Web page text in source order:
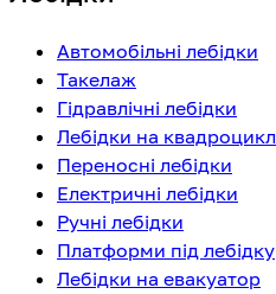
Автомобільні лебідки
Такелаж
Гідравлічні лебідки
Лебідки на квадроцикл
Переносні лебідки
Електричні лебідки
Ручні лебідки
Платформи під лебідку
Лебідки на евакуатор